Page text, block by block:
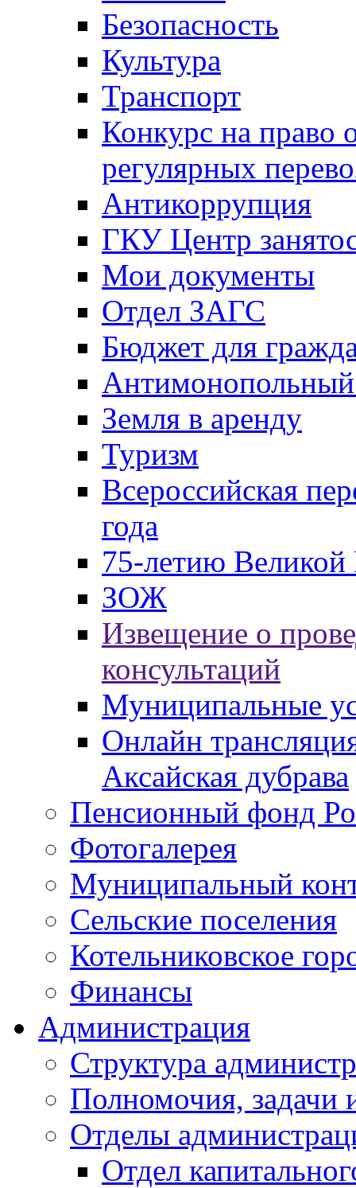
Безопасность
Культура
Транспорт
Конкурс на право
регулярных
Антикоррупция
ГКУ Центр
Мои документы
Отдел ЗАГС
Бюджет для
Антимонопольный
Земля в аренду
Туризм
Всероссийская
года
75-летию
ЗОЖ
Извещение о
консультаций
Муниципальные
Онлайн
Аксайская дубрава
Пенсионный фонд
Фотогалерея
Муниципальный
Сельские поселения
Котельниковское
Финансы
Администрация
Структура
Полномочия, задачи
Отделы
Отдел